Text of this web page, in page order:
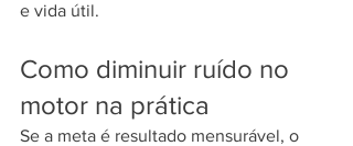
e vida útil.
Como diminuir ruído no
motor na prática
Se a meta é resultado mensurável, o